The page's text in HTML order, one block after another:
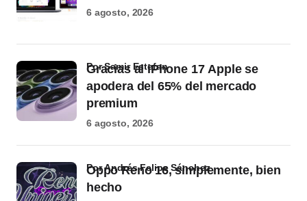
6 agosto, 2026
Gracias al iPhone 17 Apple se
apodera del 65% del mercado
premium
por Samir Estefan
6 agosto, 2026
Oppo Reno 16, simplemente, bien
hecho
por Andrés Felipe Sánchez